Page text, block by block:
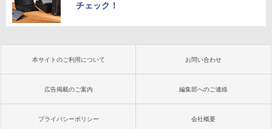
チェック！
本サイトのご利用について お問い合わせ
広告掲載のご案内 編集部へのご連絡
プライバシーポリシー 会社概要